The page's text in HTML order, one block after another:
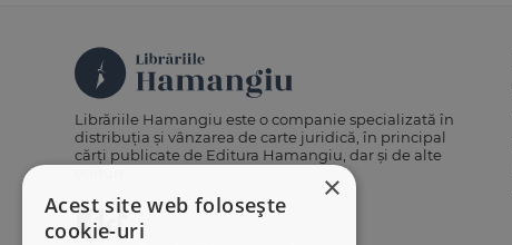
×
Acest site web folosește
cookie-uri
Librăriile Hamangiu este o companie specializată în
distribuția și vânzarea de carte juridică, în principal
cărți publicate de Editura Hamangiu, dar și de alte